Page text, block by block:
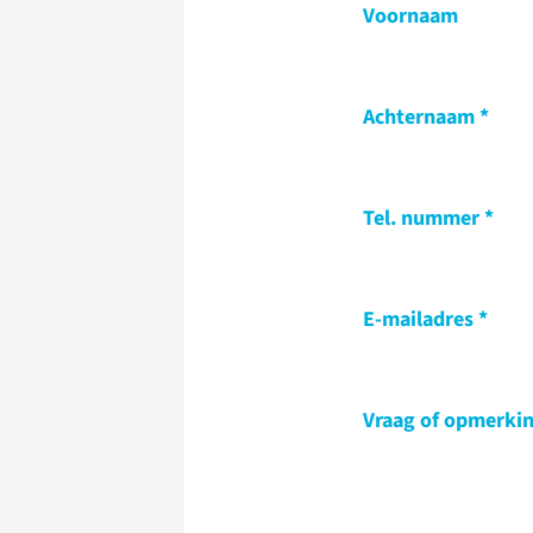
Voornaam
Achternaam
Tel. nummer
E-mailadres
Vraag of